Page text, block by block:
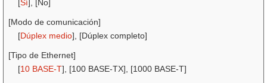
Sí ], [No]
[Modo de comunicación]
[Dúplex medio], [Dúplex completo]
[Tipo de Ethernet]
[10 BASE-T], [100 BASE-TX], [1000 BASE-T]